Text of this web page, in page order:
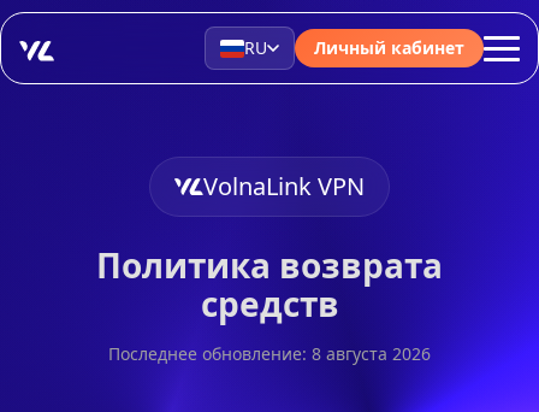
RU Личный кабинет
VolnaLink VPN
Политика возврата
средств
Последнее обновление: 8 августа 2026